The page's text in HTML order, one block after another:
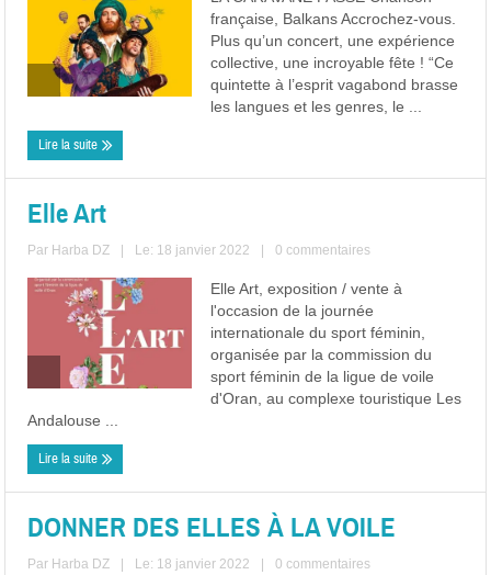
française, Balkans Accrochez-vous.
Plus qu’un concert, une expérience
collective, une incroyable fête ! “Ce
quintette à l’esprit vagabond brasse
les langues et les genres, le ...
Lire la suite
Elle Art
Par Harba DZ Le: 18 janvier 2022 0 commentaires
Elle Art, exposition / vente à
l'occasion de la journée
internationale du sport féminin,
organisée par la commission du
sport féminin de la ligue de voile
d'Oran, au complexe touristique Les
Andalouse ...
Lire la suite
DONNER DES ELLES À LA VOILE
Par Harba DZ Le: 18 janvier 2022 0 commentaires